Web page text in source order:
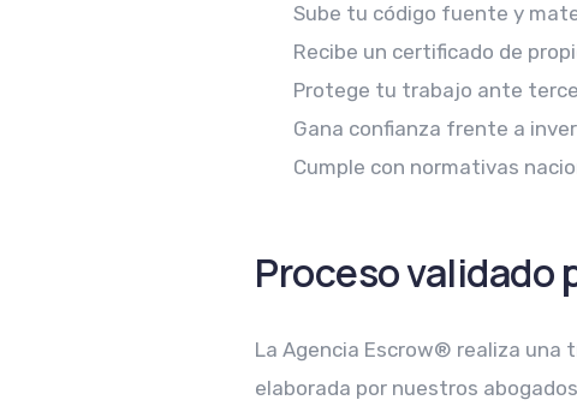
Sube tu código fuente y
Recibe un certificado de
Protege tu trabajo ante
Gana confianza frente a
Cumple con normativas
Proceso validado
La Agencia Escrow® realiza
elaborada por nuestros